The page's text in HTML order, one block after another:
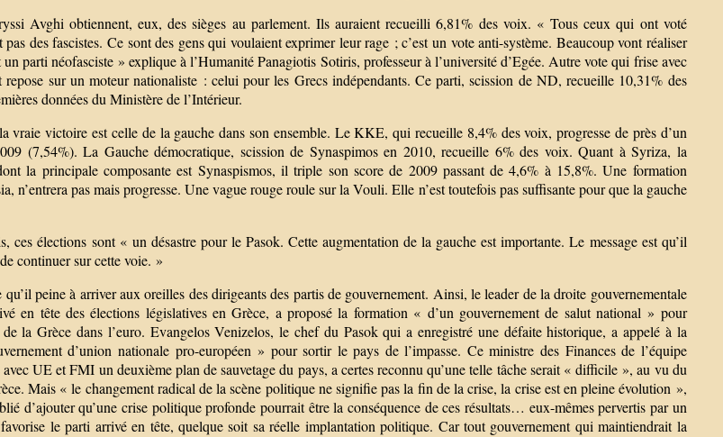
Avghi obtiennent, eux, des sièges au parlement. Ils auraient recueilli 6,81% des voix. « Tous ceux qui ont voté
des fascistes. Ce sont des gens qui voulaient exprimer leur rage ; c’est un vote anti-système. Beaucoup vont réaliser
parti néofasciste » explique à l’Humanité Panagiotis Sotiris, professeur à l’université d’Egée. Autre vote qui frise avec
repose sur un moteur nationaliste : celui pour les Grecs indépendants. Ce parti, scission de ND, recueille 10,31% des
données du Ministère de l’Intérieur.
vraie victoire est celle de la gauche dans son ensemble. Le KKE, qui recueille 8,4% des voix, progresse de près d’un
(7,54%). La Gauche démocratique, scission de Synaspimos en 2010, recueille 6% des voix. Quant à Syriza, la
la principale composante est Synaspismos, il triple son score de 2009 passant de 4,6% à 15,8%. Une formation
n’entrera pas mais progresse. Une vague rouge roule sur la Vouli. Elle n’est toutefois pas suffisante pour que la gauche
ces élections sont « un désastre pour le Pasok. Cette augmentation de la gauche est importante. Le message est qu’il
continuer sur cette voie. »
qu’il peine à arriver aux oreilles des dirigeants des partis de gouvernement. Ainsi, le leader de la droite gouvernementale
en tête des élections législatives en Grèce, a proposé la formation « d’un gouvernement de salut national » pour
la Grèce dans l’euro. Evangelos Venizelos, le chef du Pasok qui a enregistré une défaite historique, a appelé à la
d’union nationale pro-européen » pour sortir le pays de l’impasse. Ce ministre des Finances de l’équipe
UE et FMI un deuxième plan de sauvetage du pays, a certes reconnu qu’une telle tâche serait « difficile », au vu du
Mais « le changement radical de la scène politique ne signifie pas la fin de la crise, la crise est en pleine évolution »,
d’ajouter qu’une crise politique profonde pourrait être la conséquence de ces résultats… eux-mêmes pervertis par un
le parti arrivé en tête, quelque soit sa réelle implantation politique. Car tout gouvernement qui maintiendrait la